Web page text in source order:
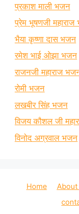
प्रकाश माली भजन
प्रेम भूषणजी
भैया कृष्णा दास भजन
रमेश भाई ओझा भजन
राजनजी महाराज
रोमी भजन
लखबीर सिंह भजन
विजय कौशल जी
विनोद अग्रवाल भजन
Home About